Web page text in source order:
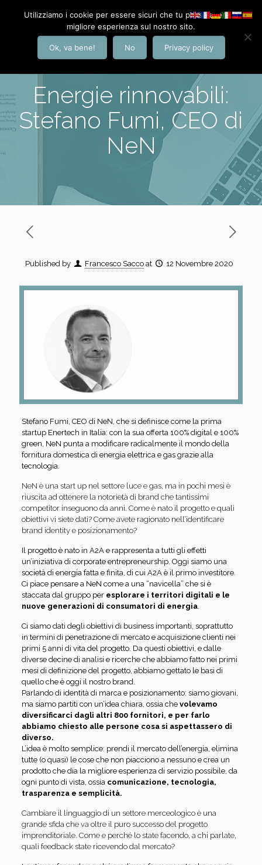
Energie rinnovabili:
Stefano Fumi, CEO di
NeN
Published by Francesco Sacco at 12 Novembre 2020
Stefano Fumi, CEO di NeN, che si definisce come la prima
startup Enertech in Italia: con la sua offerta 100% digital e 100%
green, NeN punta a modificare radicalmente il mondo della
fornitura domestica di energia elettrica e gas grazie alla
tecnologia.
NeN è una start up nel settore luce e gas, ma in pochi mesi è
riuscita ad ottenere la notorietà di brand che tantissimi
competitor inseguono da anni. Come è nato il progetto e quali
obiettivi vi siete dati? Come avete ragionato nell’identificare
brand identity e posizionamento?
Il progetto è nato in A2A e rappresenta a tutti gli effetti
un’iniziativa di corporate entrepreneurship. Oggi siamo una
società di energia fatta e finita, di cui A2A è il primo investitore.
Ci piace pensare a NeN come a una “navicella” che si è
staccata dal gruppo per esplorare i territori digitali e le
nuove generazioni di consumatori di energia.
Ci siamo dati degli obiettivi di business importanti, soprattutto
in termini di penetrazione di mercato e acquisizione clienti nei
primi 5 anni di vita del progetto. Da questi obiettivi, e dalle
diverse decine di analisi e ricerche che abbiamo fatto nei primi
mesi di definizione del progetto, abbiamo gettato le basi di
quello che è oggi il nostro brand.
Parlando di identità di marca e posizionamento: siamo giovani,
ma siamo partiti con un’idea chiara, ossia che volevamo
diversificarci dagli altri 800 fornitori, e per farlo
abbiamo chiesto alle persone cosa si aspettassero di
diverso.
L’idea è molto semplice: prendi il mercato dell’energia, elimina
tutte (o quasi) le cose che non piacciono a nessuno e crea un
prodotto che dia la migliore esperienza di servizio possibile, da
ogni punto di vista, ossia comunicazione, tecnologia,
trasparenza e semplicità.
Cambiare il linguaggio di un settore merceologico è una
grande sfida che va oltre il puro successo del progetto
imprenditoriale. Come e perché lo state facendo, a chi parlate,
quali feedback state ricevendo dal mercato?
Utilizziamo i cookie per essere sicuri che tu possa avere la
migliore esperienza sul nostro sito.
Ok, va bene! No Privacy policy